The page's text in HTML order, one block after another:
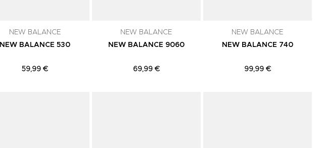
NEW BALANCE
NEW BALANCE 530
59,99 €
NEW BALANCE
NEW BALANCE 9060
69,99 €
NEW BALANCE
NEW BALANCE 740
99,99 €